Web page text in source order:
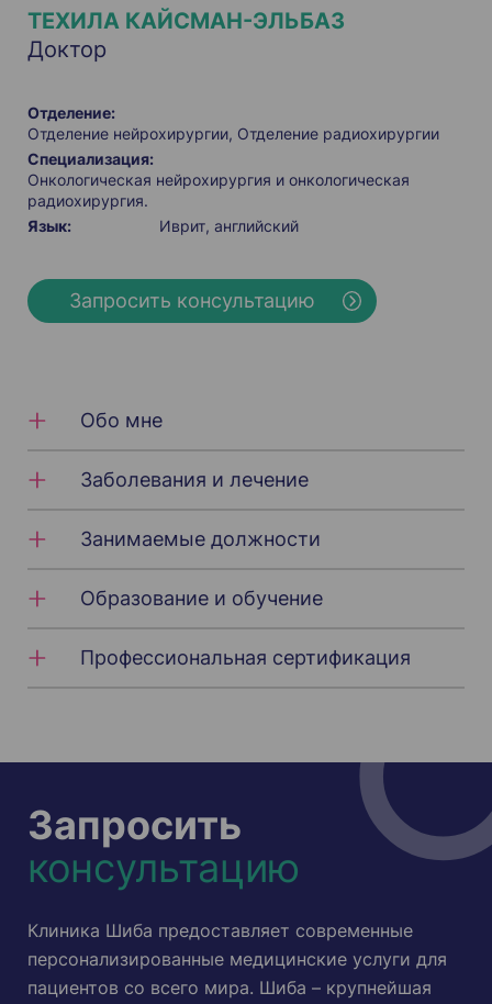
ТЕХИЛА КАЙСМАН-ЭЛЬБАЗ
Доктор
Отделение:
Отделение нейрохирургии Отделение радиохирургии
Специализация:
Онкологическая нейрохирургия и онкологическая
радиохирургия.
Язык:
Иврит английский
Запросить консультацию
Обо мне
Заболевания и лечение
Занимаемые должности
Образование и обучение
Профессиональная сертификация
Запросить
консультацию
Клиника Шиба предоставляет современные
персонализированные медицинские услуги для
пациентов со всего мира. Шиба – крупнейшая